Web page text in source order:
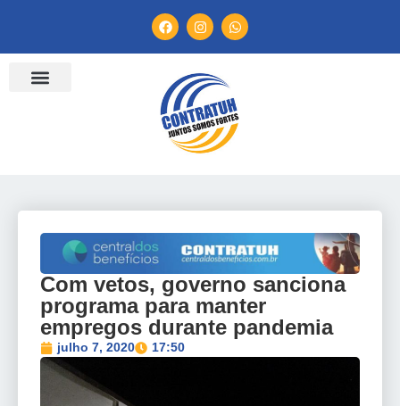
Com vetos, governo sanciona
programa para manter
empregos durante pandemia
julho 7, 2020 17:50